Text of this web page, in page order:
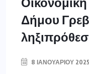
Δήμου
8 ΙΑΝΟΥΑΡΊΟΥ 2025